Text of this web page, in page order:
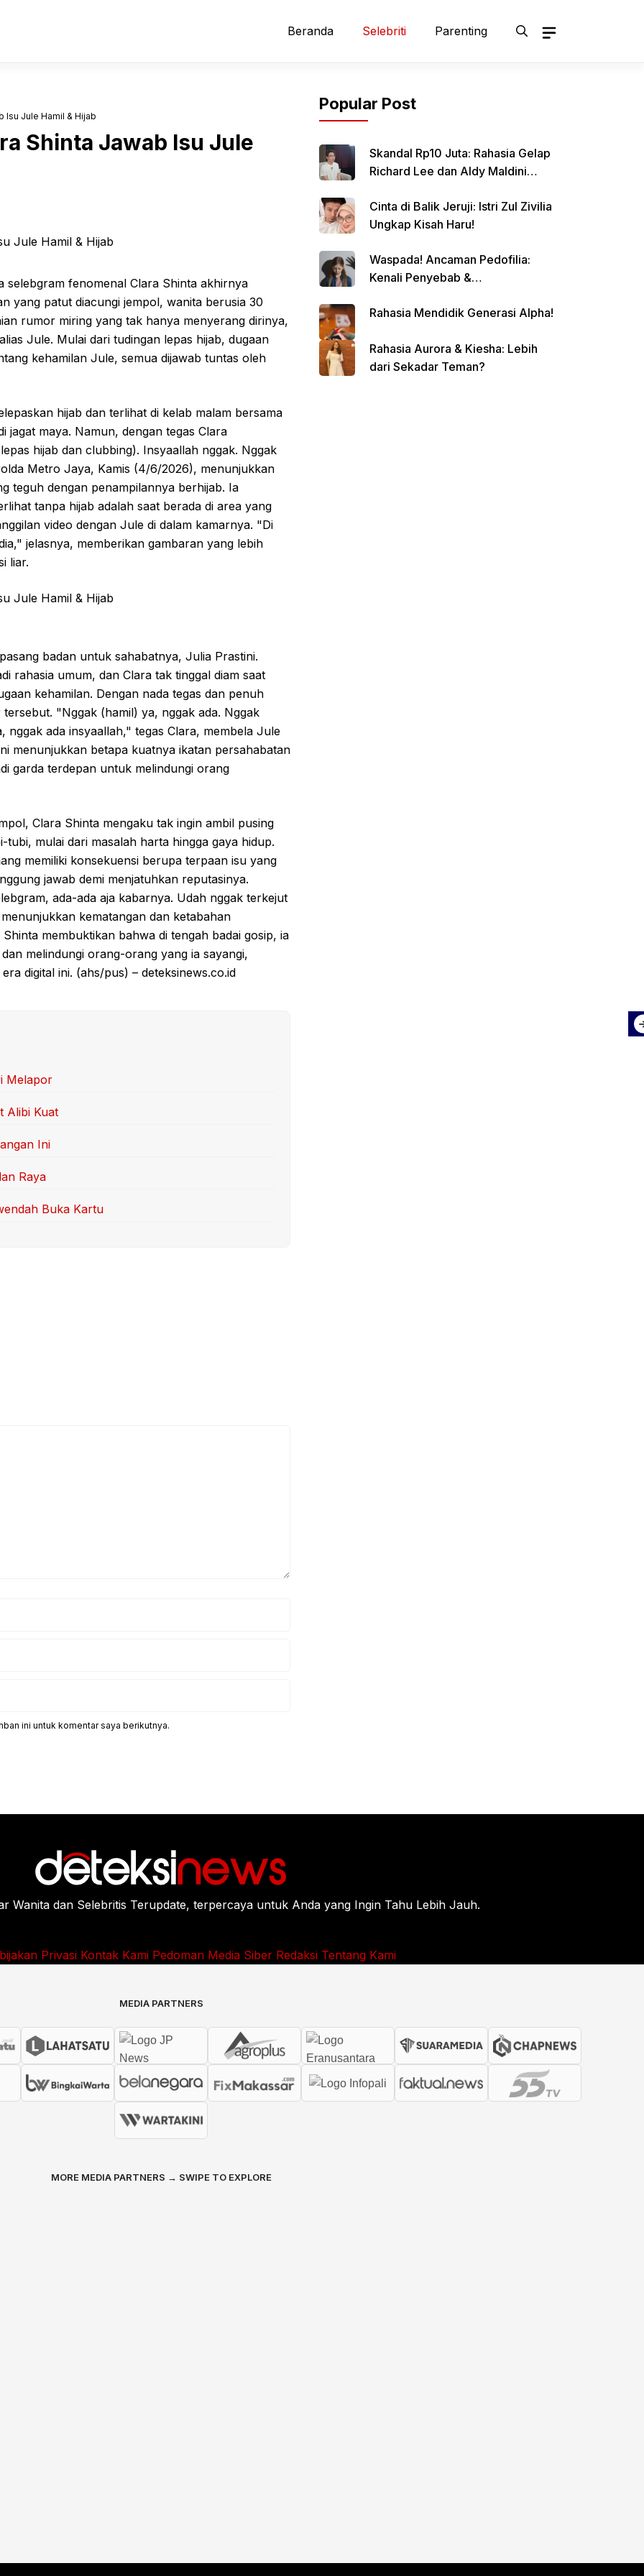
Beranda Selebriti Parenting
Isu Jule Hamil & Hijab
Shinta Jawab Isu Jule
selebgram fenomenal Clara Shinta akhirnya
yang patut diacungi jempol, wanita berusia 30
rumor miring yang tak hanya menyerang dirinya,
Jule. Mulai dari tudingan lepas hijab, dugaan
kehamilan Jule, semua dijawab tuntas oleh
hijab dan terlihat di kelab malam bersama
jagat maya. Namun, dengan tegas Clara
hijab dan clubbing). Insyaallah nggak. Nggak
Metro Jaya, Kamis (4/6/2026), menunjukkan
teguh dengan penampilannya berhijab. Ia
tanpa hijab adalah saat berada di area yang
video dengan Jule di dalam kamarnya. "Di
jelasnya, memberikan gambaran yang lebih
liar.
badan untuk sahabatnya, Julia Prastini.
rahasia umum, dan Clara tak tinggal diam saat
kehamilan. Dengan nada tegas dan penuh
"Nggak (hamil) ya, nggak ada. Nggak
ada insyaallah," tegas Clara, membela Jule
menunjukkan betapa kuatnya ikatan persahabatan
garda terdepan untuk melindungi orang
Clara Shinta mengaku tak ingin ambil pusing
mulai dari masalah harta hingga gaya hidup.
memiliki konsekuensi berupa terpaan isu yang
jawab demi menjatuhkan reputasinya.
ada-ada aja kabarnya. Udah nggak terkejut
kematangan dan ketabahan
membuktikan bahwa di tengah badai gosip, ia
melindungi orang-orang yang ia sayangi,
digital ini. (ahs/pus) – deteksinews.co.id
Melapor
Alibi Kuat
Ini
Raya
Buka Kartu
ini untuk komentar saya berikutnya.
Popular Post
Skandal Rp10 Juta: Rahasia Gelap
Richard Lee dan Aldy Maldini
Cinta di Balik Jeruji: Istri Zul Zivilia
Ungkap Kisah Haru!
Waspada! Ancaman Pedofilia:
Kenali Penyebab &
Rahasia Mendidik Generasi Alpha!
Rahasia Aurora & Kiesha: Lebih
dari Sekadar Teman?
Wanita dan Selebritis Terupdate, terpercaya untuk Anda yang Ingin Tahu Lebih Jauh.
Privasi Kontak Kami Pedoman Media Siber Redaksi Tentang Kami
MEDIA PARTNERS
MORE MEDIA PARTNERS → SWIPE TO EXPLORE